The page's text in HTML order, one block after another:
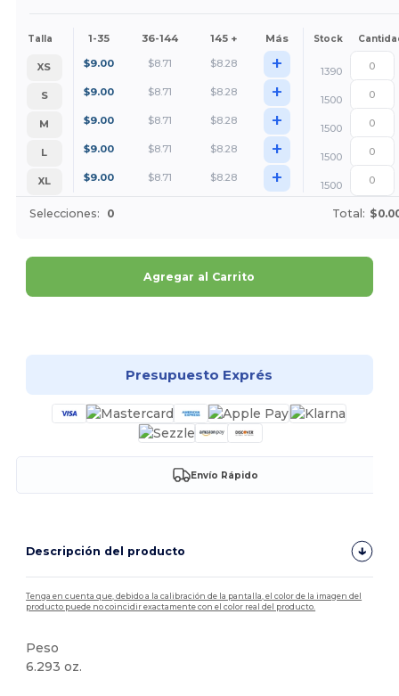
Talla 1-35 36-144 145 + Más Stock
XS $9.00 $8.71 $8.28 +
1390
S
$9.00 $8.71 $8.28 +
1500
M
$9.00 $8.71 $8.28 +
1500
L
$9.00 $8.71 $8.28 +
1500
XL
$9.00 $8.71 $8.28 + 1500
Selecciones: 0 Total:
Agregar al Carrito
Presupuesto Exprés
Envío Rápido
Descripción del producto
Tenga en cuenta que, debido a la calibración de la pantalla, el color de la imagen del
producto puede no coincidir exactamente con el color real del producto.
Peso
6.293 oz.